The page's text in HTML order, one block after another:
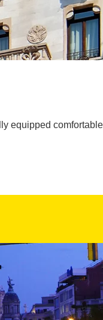
equipped